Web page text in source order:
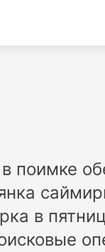
поимке
в